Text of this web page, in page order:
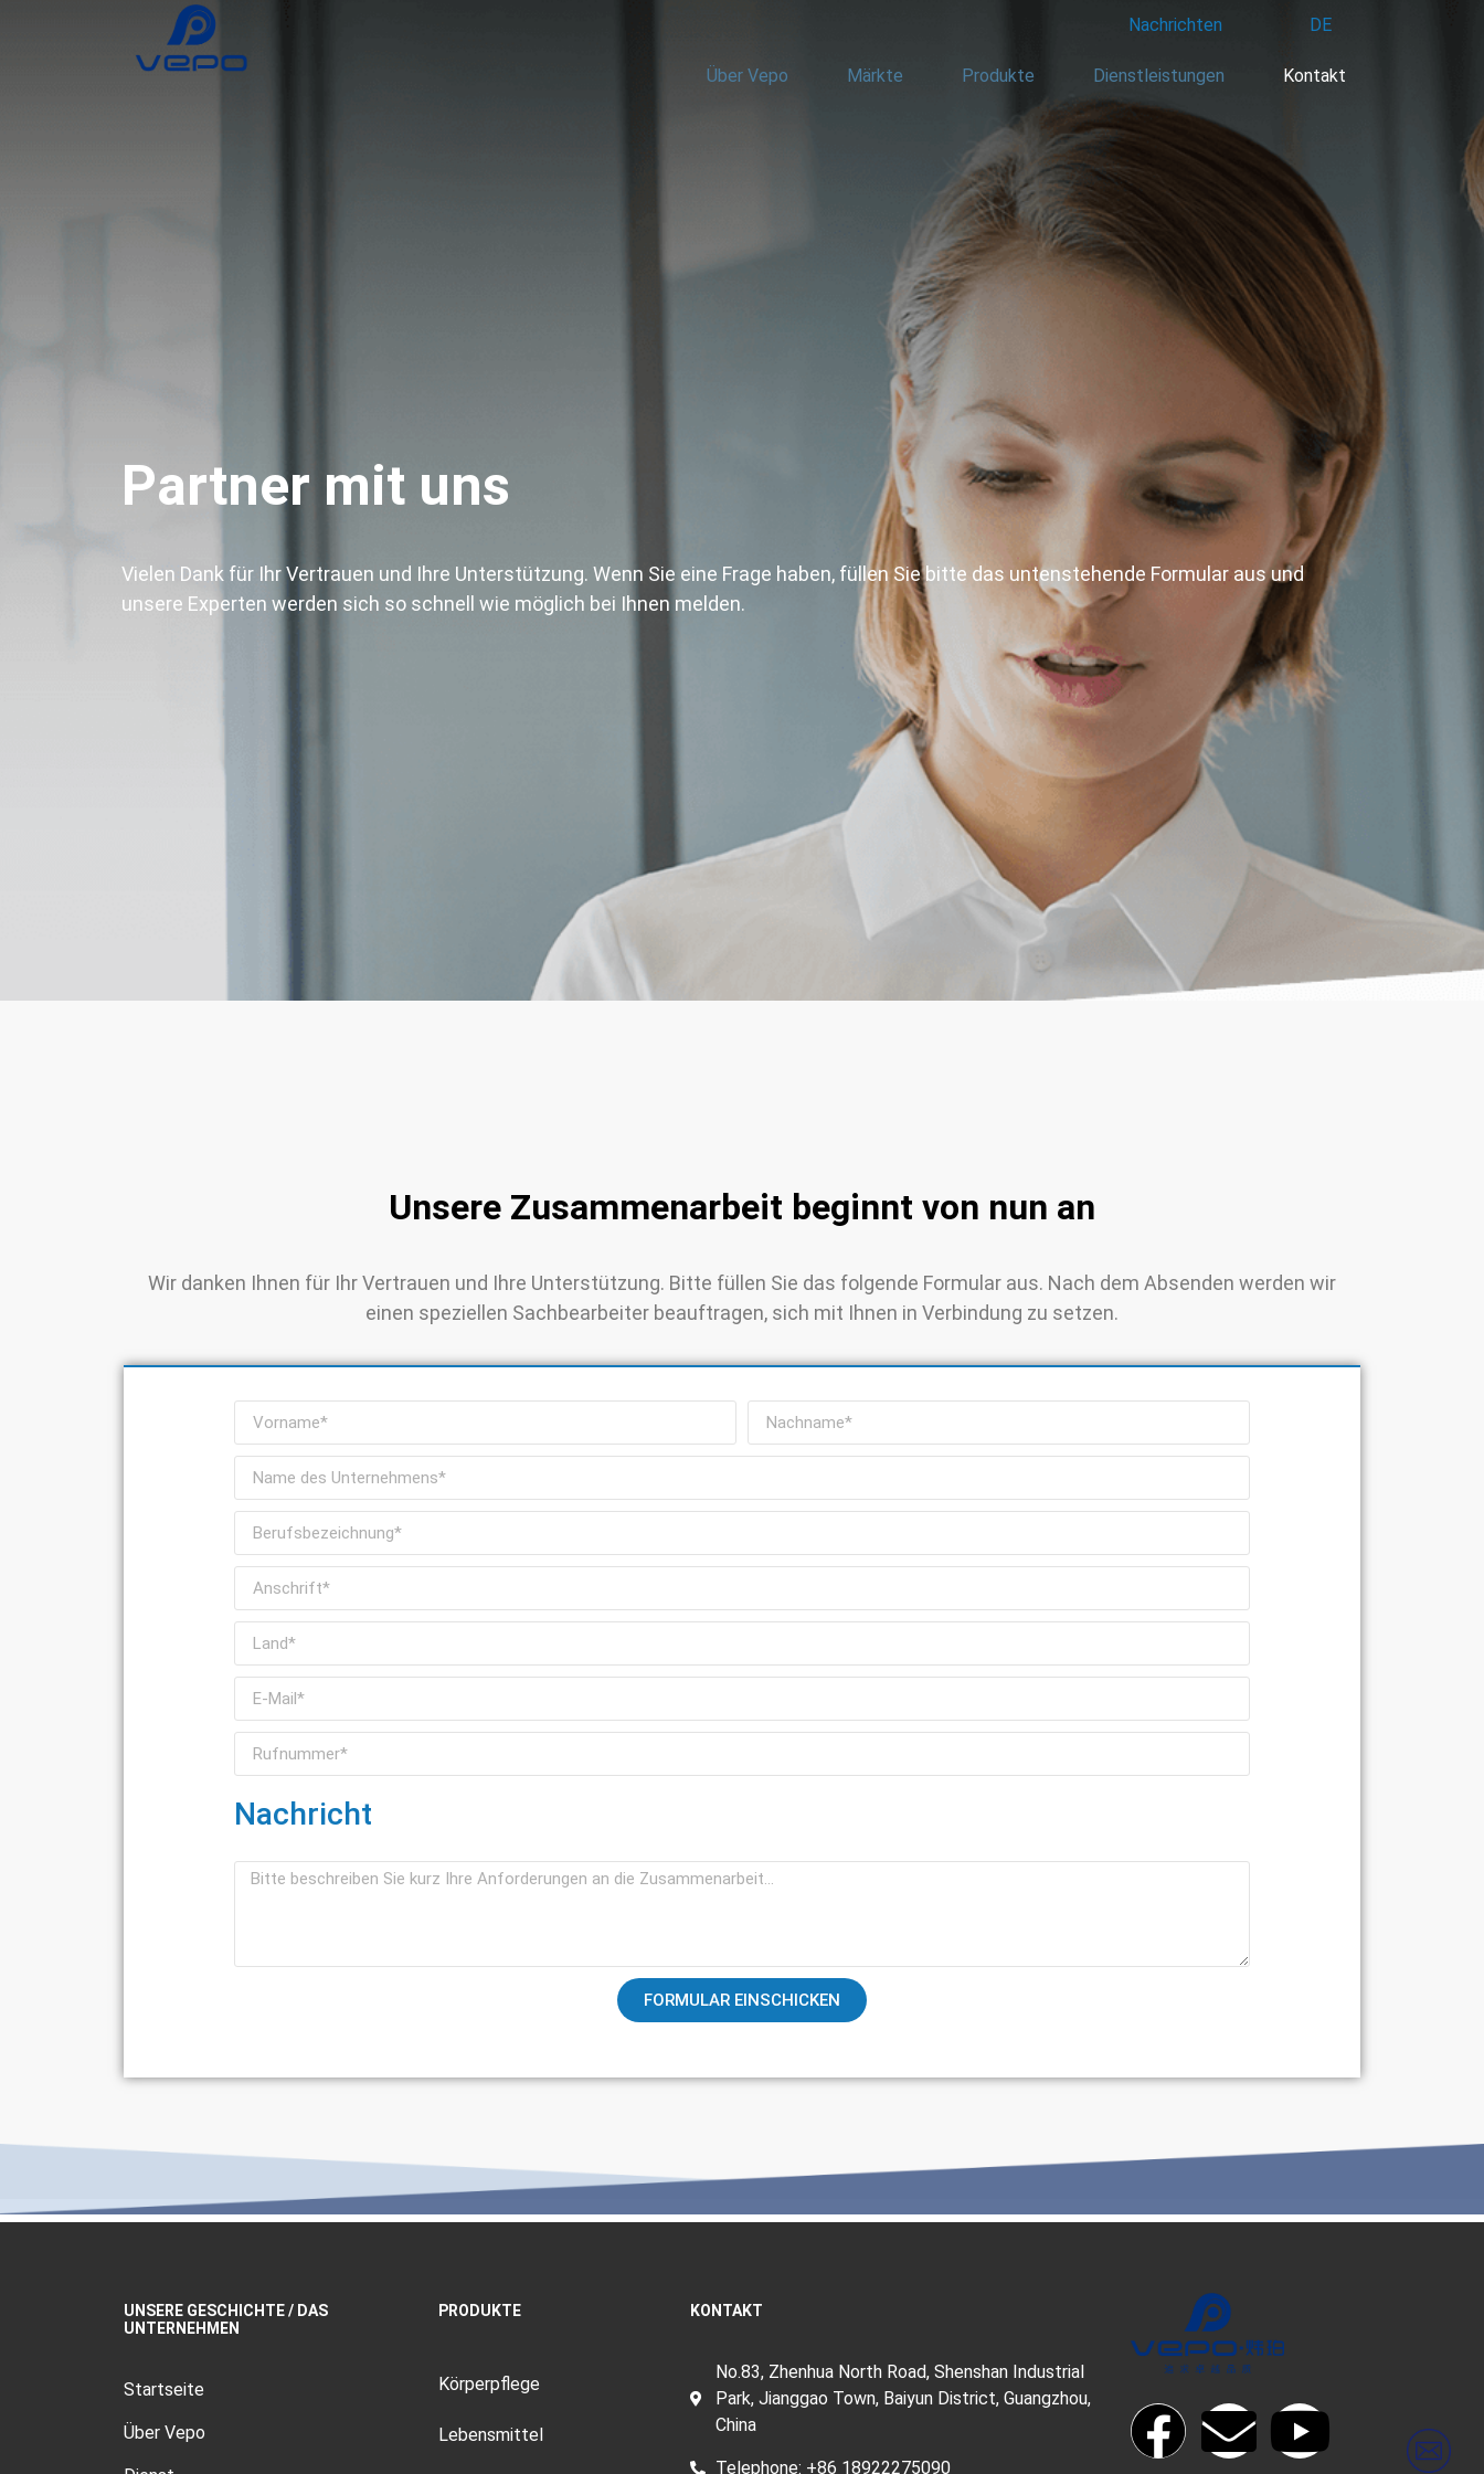
Nachrichten DE
Über Vepo Märkte Produkte Dienstleistungen Kontakt
Partner mit uns
Vielen Dank für Ihr Vertrauen und Ihre Unterstützung. Wenn Sie eine Frage haben, füllen Sie bitte das untenstehende Formular aus und
unsere Experten werden sich so schnell wie möglich bei Ihnen melden.
Unsere Zusammenarbeit beginnt von nun an
Wir danken Ihnen für Ihr Vertrauen und Ihre Unterstützung. Bitte füllen Sie das folgende Formular aus. Nach dem Absenden werden wir
einen speziellen Sachbearbeiter beauftragen, sich mit Ihnen in Verbindung zu setzen.
Nachricht
FORMULAR EINSCHICKEN
UNSERE GESCHICHTE / DAS
UNTERNEHMEN
Startseite
Über Vepo
PRODUKTE
Körperpflege
Lebensmittel
KONTAKT
No.83, Zhenhua North Road, Shenshan Industrial
Park, Jianggao Town, Baiyun District, Guangzhou,
China
Telephone: +86 18922275090